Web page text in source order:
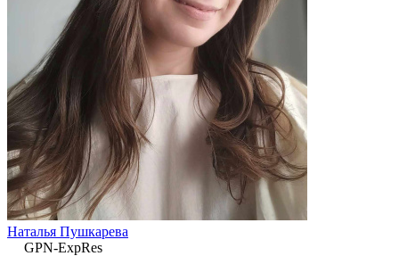
Наталья Пушкарева
GPN-ExpRes